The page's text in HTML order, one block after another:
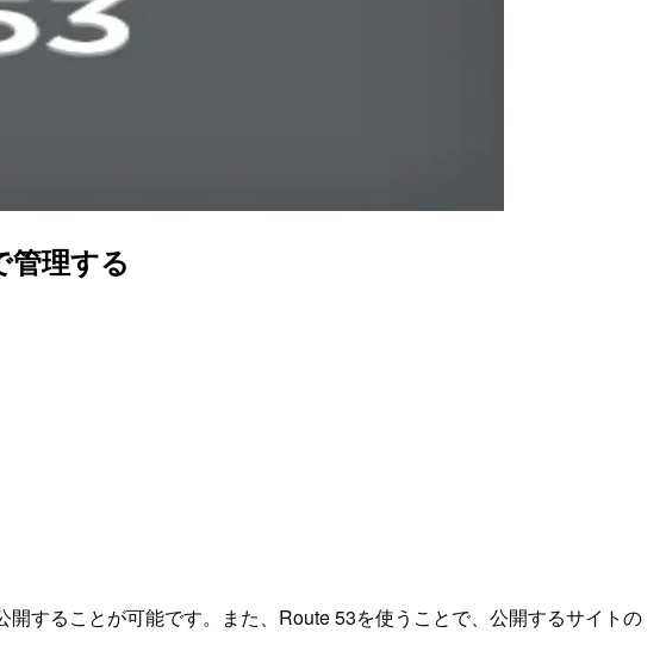
理する
することが可能です。また、Route 53を使うことで、公開するサイトの